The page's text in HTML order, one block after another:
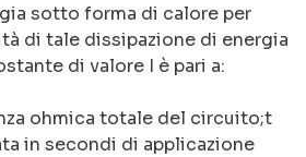
sotto forma di calore per
di tale dissipazione di energia
di valore I è pari a:
ohmica totale del circuito;t
in secondi di applicazione